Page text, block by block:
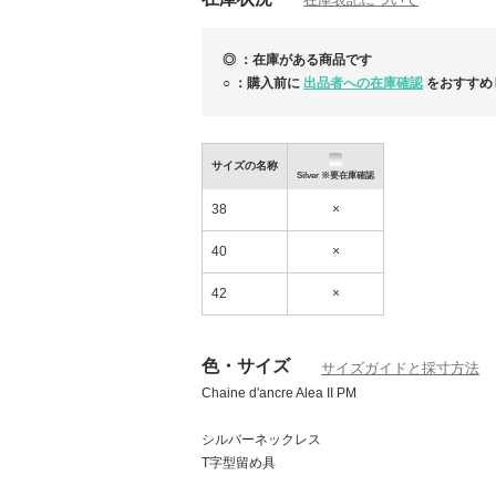
【HERMES】初夏の足元軽やかに♪ 新作たく
荷しています！
◎ ：在庫がある商品です
○ ：購入前に 出品者への在庫確認 をおすす
サイズの名称
Silver ※要在庫確認
38 ×
40 ×
42 ×
色・サイズ サイズガイドと採寸方法
Chaine d'ancre Alea II PM
シルバーネックレス
T字型留め具